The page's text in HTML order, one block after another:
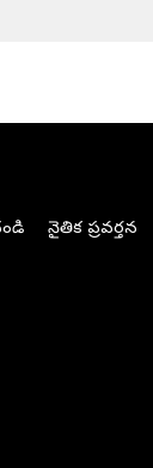
నైతిక ప్రవర్తన